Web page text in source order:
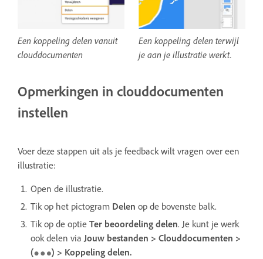
Een koppeling delen vanuit
clouddocumenten
Een koppeling delen terwijl
je aan je illustratie werkt.
Opmerkingen in clouddocumenten
instellen
Voer deze stappen uit als je feedback wilt vragen over een
illustratie:
Open de illustratie.
Tik op het pictogram Delen op de bovenste balk.
Tik op de optie Ter beoordeling delen. Je kunt je werk
ook delen viaJouw bestanden > Clouddocumenten >
(
) > Koppeling delen.